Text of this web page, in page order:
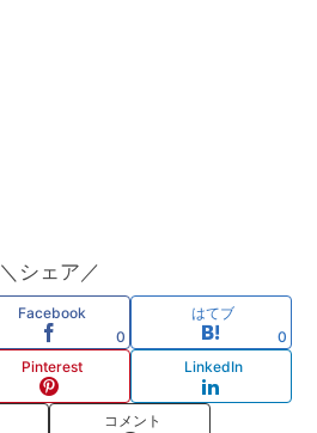
＼シェア／
Facebook
0
はてブ
0
Pinterest LinkedIn
コメント